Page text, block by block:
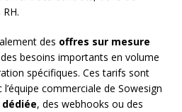
des offres sur mesure
besoins importants en volume
spécifiques. Ces tarifs sont
commerciale de Sowesign
dédiée, des webhooks ou des